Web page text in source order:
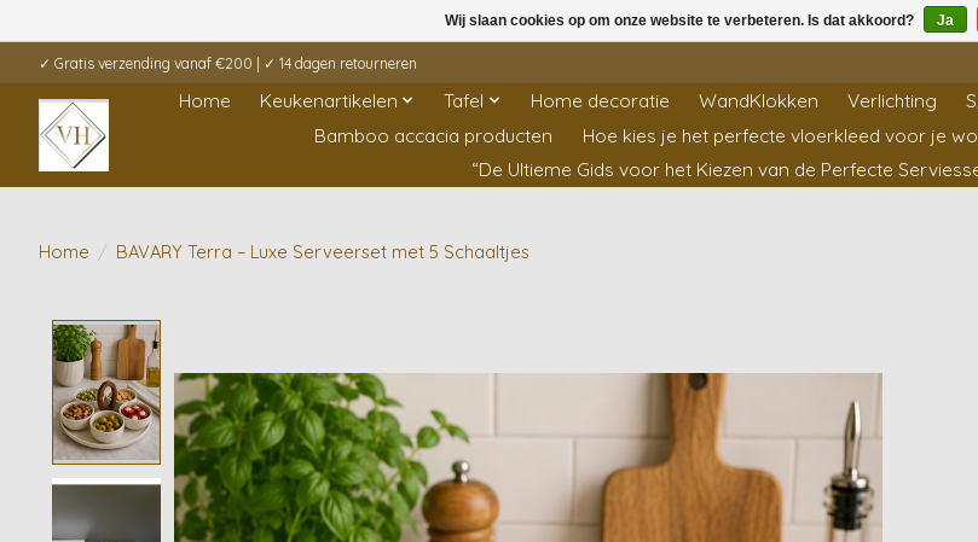
✓ Gratis verzending vanaf €200 | ✓ 14 dagen retourneren
Home Keukenartikelen Tafel Home decoratie WandKlokken Verlichting
Bamboo accacia producten
Hoe kies je het perfecte vloerkleed voor je
“De Ultieme Gids voor het Kiezen van de Perfecte
Home / BAVARY Terra – Luxe Serveerset met 5 Schaaltjes
Wij slaan cookies op om onze website te verbeteren. Is dat akkoord? Ja